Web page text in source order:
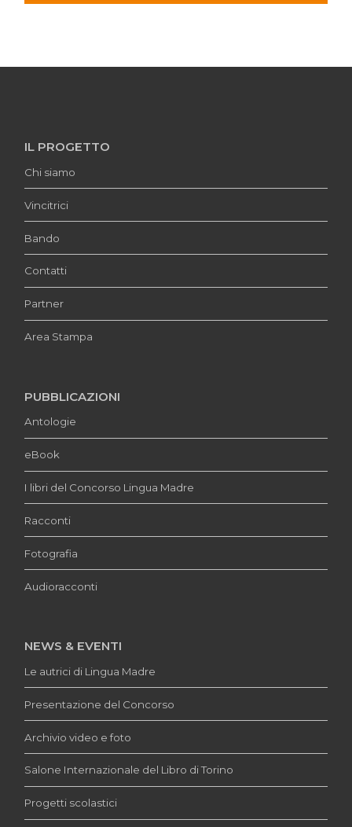
IL PROGETTO
Chi siamo
Vincitrici
Bando
Contatti
Partner
Area Stampa
PUBBLICAZIONI
Antologie
eBook
I libri del Concorso Lingua Madre
Racconti
Fotografia
Audioracconti
NEWS & EVENTI
Le autrici di Lingua Madre
Presentazione del Concorso
Archivio video e foto
Salone Internazionale del Libro di Torino
Progetti scolastici